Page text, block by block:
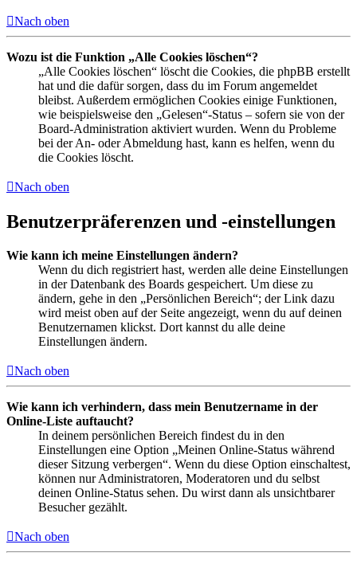
Nach oben
Wozu ist die Funktion „Alle Cookies löschen“?
„Alle Cookies löschen“ löscht die Cookies, die phpBB erstellt
hat und die dafür sorgen, dass du im Forum angemeldet
bleibst. Außerdem ermöglichen Cookies einige Funktionen,
wie beispielsweise den „Gelesen“-Status – sofern sie von der
Board-Administration aktiviert wurden. Wenn du Probleme
bei der An- oder Abmeldung hast, kann es helfen, wenn du
die Cookies löscht.
Nach oben
Benutzerpräferenzen und -einstellungen
Wie kann ich meine Einstellungen ändern?
Wenn du dich registriert hast, werden alle deine Einstellungen
in der Datenbank des Boards gespeichert. Um diese zu
ändern, gehe in den „Persönlichen Bereich“; der Link dazu
wird meist oben auf der Seite angezeigt, wenn du auf deinen
Benutzernamen klickst. Dort kannst du alle deine
Einstellungen ändern.
Nach oben
Wie kann ich verhindern, dass mein Benutzername in der
Online-Liste auftaucht?
In deinem persönlichen Bereich findest du in den
Einstellungen eine Option „Meinen Online-Status während
dieser Sitzung verbergen“. Wenn du diese Option einschaltest,
können nur Administratoren, Moderatoren und du selbst
deinen Online-Status sehen. Du wirst dann als unsichtbarer
Besucher gezählt.
Nach oben